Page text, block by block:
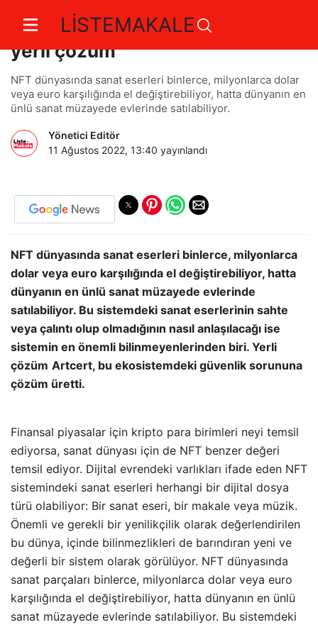
LİSTEMAKALE
NFT dünyasında güven sorununa
yerli çözüm
NFT dünyasında sanat eserleri binlerce, milyonlarca dolar
veya euro karşılığında el değiştirebiliyor, hatta dünyanın en
ünlü sanat müzayede evlerinde satılabiliyor.
Yönetici Editör
11 Ağustos 2022, 13:40 yayınlandı
NFT dünyasında sanat eserleri binlerce, milyonlarca
dolar veya euro karşılığında el değiştirebiliyor, hatta
dünyanın en ünlü sanat müzayede evlerinde
satılabiliyor. Bu sistemdeki sanat eserlerinin sahte
veya çalıntı olup olmadığının nasıl anlaşılacağı ise
sistemin en önemli bilinmeyenlerinden biri. Yerli
çözüm Artcert, bu ekosistemdeki güvenlik sorununa
çözüm üretti.
Finansal piyasalar için kripto para birimleri neyi temsil
ediyorsa, sanat dünyası için de NFT benzer değeri
temsil ediyor. Dijital evrendeki varlıkları ifade eden NFT
sistemindeki sanat eserleri herhangi bir dijital dosya
türü olabiliyor: Bir sanat eseri, bir makale veya müzik.
Önemli ve gerekli bir yenilikçilik olarak değerlendirilen
bu dünya, içinde bilinmezlikleri de barındıran yeni ve
değerli bir sistem olarak görülüyor. NFT dünyasında
sanat parçaları binlerce, milyonlarca dolar veya euro
karşılığında el değiştirebiliyor, hatta dünyanın en ünlü
sanat müzayede evlerinde satılabiliyor. Bu sistemdeki